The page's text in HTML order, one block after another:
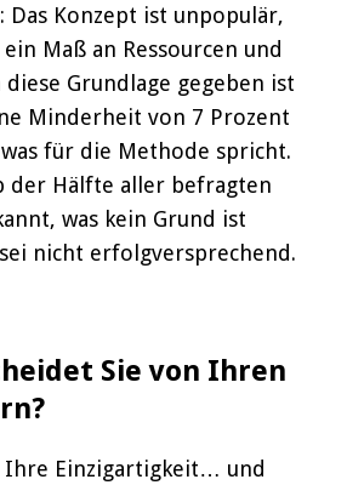
Das Konzept ist unpopulär,
Maß an Ressourcen und
Grundlage gegeben ist
Minderheit von 7 Prozent
für die Methode spricht.
der Hälfte aller befragten
was kein Grund ist
nicht erfolgversprechend.
Sie von Ihren
Ihre Einzigartigkeit… und